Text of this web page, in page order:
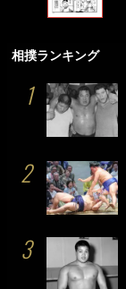
相撲ランキング